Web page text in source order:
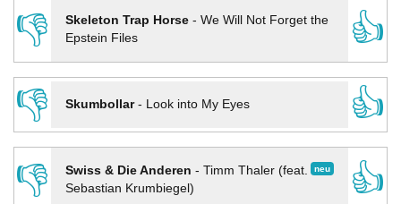
👎
Skeleton Trap Horse- We Will Not Forget the
Epstein Files
👍
👎
Skumbollar- Look into My Eyes
👍
👎
neu
Swiss & Die Anderen - Timm Thaler (feat.
Sebastian Krumbiegel)
👍